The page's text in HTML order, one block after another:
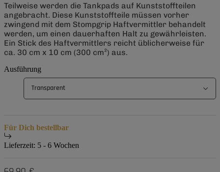
Teilweise werden die Tankpads auf Kunststoffteilen
angebracht. Diese Kunststoffteile müssen vorher
zwingend mit dem Stompgrip Haftvermittler behandelt
werden, um einen dauerhaften Halt zu gewährleisten.
Ein Stick des Haftvermittlers reicht üblicherweise für
ca. 30 cm x 10 cm (300 cm²) aus.
Ausführung
Transparent
Für Dich bestellbar
Lieferzeit: 5 - 6 Wochen